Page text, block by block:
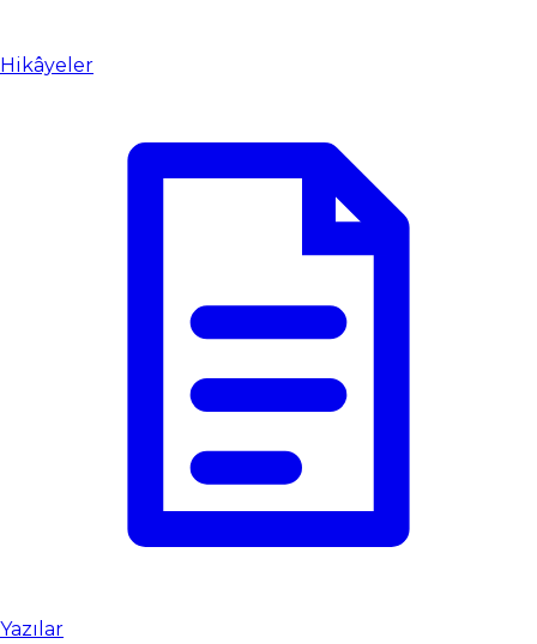
Hikâyeler
Yazılar